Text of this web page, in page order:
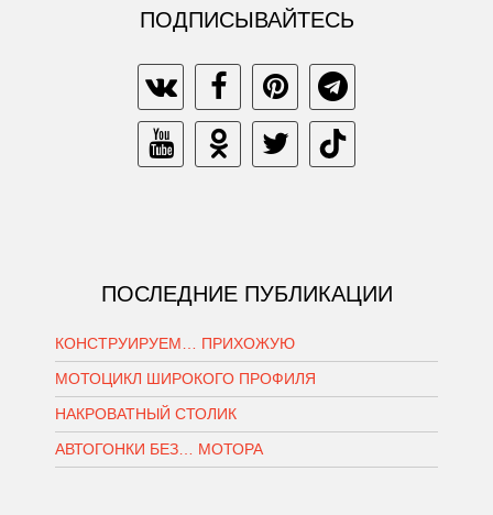
ПОДПИСЫВАЙТЕСЬ
ПОСЛЕДНИЕ ПУБЛИКАЦИИ
КОНСТРУИРУЕМ… ПРИХОЖУЮ
МОТОЦИКЛ ШИРОКОГО ПРОФИЛЯ
НАКРОВАТНЫЙ СТОЛИК
АВТОГОНКИ БЕЗ… МОТОРА